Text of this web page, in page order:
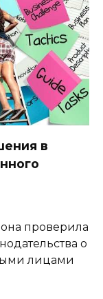
в
проверила
о
лицами